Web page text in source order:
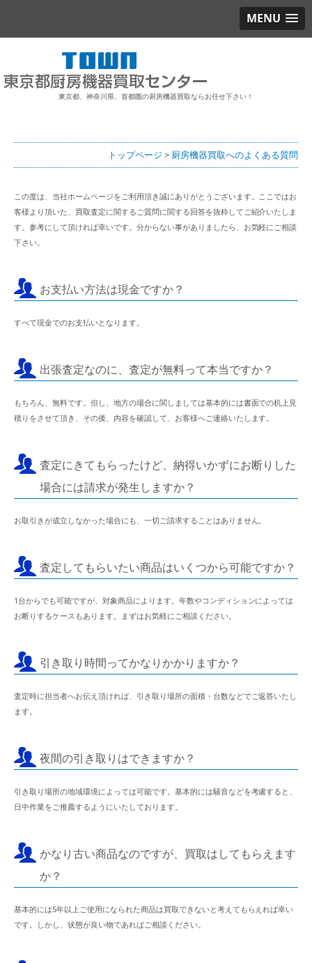
MENU
東京都、神奈川県、首都圏の厨房機器買取ならお任せ下さい！
トップページ > 厨房機器買取へのよくある質問
この度は、当社ホームページをご利用頂き誠にありがとうございます。ここではお
客様より頂いた、買取査定に関するご質問に関する回答を抜粋してご紹介いたしま
す。参考にして頂ければ幸いです。分からない事がありましたら、お気軽にご相談
下さい。
お支払い方法は現金ですか？
すべて現金でのお支払いとなります。
出張査定なのに、査定が無料って本当ですか？
もちろん、無料です。但し、地方の場合に関しましては基本的には書面での机上見
積りをさせて頂き、その後、内容を確認して、お客様へご連絡いたします。
査定にきてもらったけど、納得いかずにお断りした
場合には請求が発生しますか？
お取引きが成立しなかった場合にも、一切ご請求することはありません。
査定してもらいたい商品はいくつから可能ですか？
1台からでも可能ですが、対象商品によります。年数やコンディションによっては
お断りするケースもあります。まずはお気軽にご相談ください。
引き取り時間ってかなりかかりますか？
査定時に担当者へお伝え頂ければ、引き取り場所の面積・台数などでご返答いたし
ます。
夜間の引き取りはできますか？
引き取り場所の地域環境によっては可能です。基本的には騒音などを考慮すると、
日中作業をご推薦するようにいたしております。
かなり古い商品なのですが、買取はしてもらえます
か？
基本的には5年以上ご使用になられた商品は買取できないと考えてもらえれば幸い
です。しかし、状態が良い物であればご相談ください。